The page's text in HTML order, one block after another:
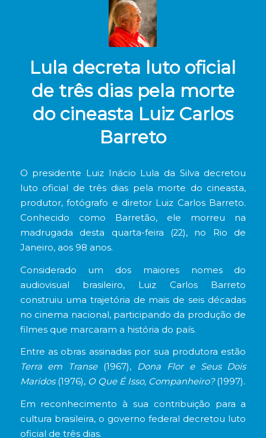
Lula decreta luto oficial
de três dias pela morte
do cineasta Luiz Carlos
Barreto
O presidente Luiz Inácio Lula da Silva decretou
luto oficial de três dias pela morte do cineasta,
produtor, fotógrafo e diretor Luiz Carlos Barreto.
Conhecido como Barretão, ele morreu na
madrugada desta quarta-feira (22), no Rio de
Janeiro, aos 98 anos.
Considerado um dos maiores nomes do
audiovisual brasileiro, Luiz Carlos Barreto
construiu uma trajetória de mais de seis décadas
no cinema nacional, participando da produção de
filmes que marcaram a história do país.
Entre as obras assinadas por sua produtora estão
Terra em Transe(1967), Dona Flor e Seus Dois
Maridos(1976), O Que É Isso, Companheiro?(1997).
Em reconhecimento à sua contribuição para a
cultura brasileira, o governo federal decretou luto
oficial de três dias.